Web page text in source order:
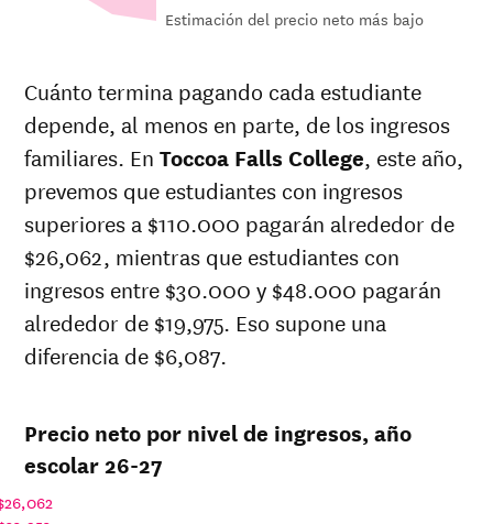
Estimación del precio neto más bajo
Year
state
price at
Toccoa
Falls
College
sticker
price
Toccoa
Falls
College
26-
27
$23,104 $39,799
25-
26
$22,759
$39,205
24- $22,419 $38,620
24
23
$20,657 $35,950
21-
Cuánto termina pagando cada estudiante
depende, al menos en parte, de los ingresos
familiares. EnToccoa Falls College, este año,
prevemos que estudiantes con ingresos
superiores a $110.000 pagarán alrededor de
$26,062, mientras que estudiantes con
ingresos entre $30.000 y $48.000 pagarán
alrededor de $19,975. Eso supone una
diferencia de $6,087.
Precio neto por nivel de ingresos, año
escolar 26-27